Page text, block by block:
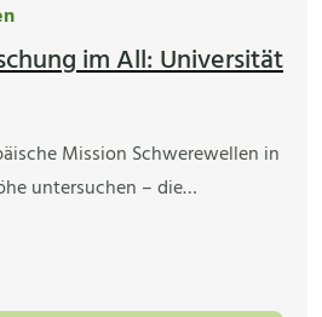
im All: Universität
Mission Schwerewellen in
untersuchen – die…